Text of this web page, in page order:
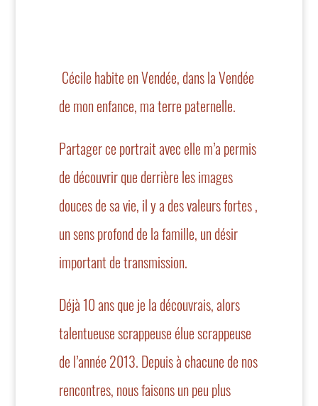
Cécile habite en Vendée, dans la Vendée
de mon enfance, ma terre paternelle.
Partager ce portrait avec elle m’a permis
de découvrir que derrière les images
douces de sa vie, il y a des valeurs fortes ,
un sens profond de la famille, un désir
important de transmission.
Déjà 10 ans que je la découvrais, alors
talentueuse scrappeuse élue scrappeuse
de l’année 2013. Depuis à chacune de nos
rencontres, nous faisons un peu plus